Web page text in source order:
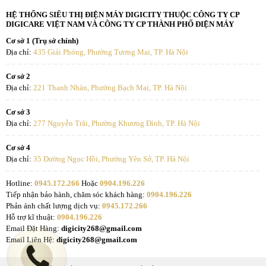
Lòng bình tráng men Titan tránh rò rỉ nước ra bên
ngoài
Bên trong lòng bình, nhà sản xuất đã tráng một lớp men Titan giúp
loại bỏ tình trạng rò rỉ nước từ bên trong tạo nguy cơ chập điện cao.
HỆ THỐNG SIÊU THỊ ĐIỆN MÁY DIGICITY THUỘC CÔNG TY CP
DIGICARE VIỆT NAM VÀ CÔNG TY CP THÀNH PHỐ ĐIỆN MÁY
Cơ sở 1 (Trụ sở chính)
Địa chỉ: 435 Giải Phóng, Phường Tương Mai, TP. Hà Nội
Cơ sở 2
Địa chỉ: 221 Thanh Nhàn, Phường Bạch Mai, TP. Hà Nội
Cơ sở 3
Địa chỉ: 277 Nguyễn Trãi, Phường Khương Đình, TP. Hà Nội
Cơ sở 4
Địa chỉ: 35 Đường Ngọc Hồi, Phường Yên Sở, TP. Hà Nội
Hotline: 0945.172.266 Hoặc 0904.196.226
Tiếp nhận bảo hành, chăm sóc khách hàng: 0904.196.226
Phản ánh chất lượng dịch vụ: 0945.172.266
Hỗ trợ kĩ thuật: 0904.196.226
Email Đặt Hàng: digicity268@gmail.com
Email Liên Hệ: digicity268@gmail.com